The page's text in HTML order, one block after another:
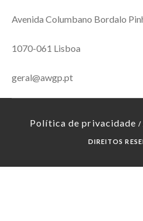
Avenida Columbano Bordalo
1070-061 Lisboa
geral@awgp.pt
Política de privacidade /
DIREITOS